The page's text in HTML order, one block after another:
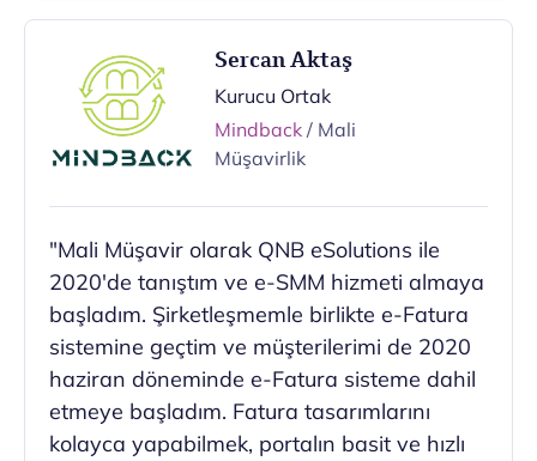
Sercan Aktaş
Kurucu Ortak
Mindback / Mali
Müşavirlik
"Mali Müşavir olarak QNB eSolutions ile
2020'de tanıştım ve e-SMM hizmeti almaya
başladım. Şirketleşmemle birlikte e-Fatura
sistemine geçtim ve müşterilerimi de 2020
haziran döneminde e-Fatura sisteme dahil
etmeye başladım. Fatura tasarımlarını
kolayca yapabilmek, portalın basit ve hızlı